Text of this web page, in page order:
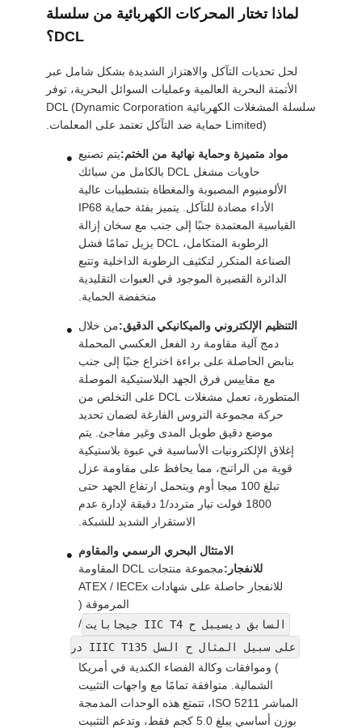
لماذا تختار المحركات الكهربائية من سلسلة
DCL؟
لحل تحديات التآكل والاهتزاز الشديدة بشكل شامل عبر
الأتمتة البحرية العالمية وعمليات السوائل البحرية، توفر
سلسلة المشغلات الكهربائية DCL (Dynamic Corporation
Limited) حماية ضد التآكل تعتمد على المعلمات.
مواد متميزة وحماية نهائية من الختم:يتم تصنيع
حاويات مشغل DCL بالكامل من سبائك
الألومنيوم المصبوبة والمغطاة بتشطيبات عالية
الأداء مضادة للتآكل. يتميز بفئة حماية IP68
القياسية المعتمدة جنبًا إلى جنب مع سخان إزالة
الرطوبة المتكامل، DCL يزيل تمامًا فشل
الصناعة المتكرر لتكثيف الرطوبة الداخلية وتتبع
الدائرة القصيرة الموجود في العبوات التقليدية
منخفضة الحماية.
التنظيم الإلكتروني والميكانيكي الدقيق:من خلال
دمج آلية مقاومة رد الفعل العكسي المحملة
بنابض الحاصلة على براءة اختراع جنبًا إلى جنب
مع مقاييس فرق الجهد البلاستيكية الموصلة
المتطورة، تعمل مشغلات DCL على التخلص من
حركة مجموعة التروس الفارغة لضمان تحديد
موضع دقيق طويل المدى وغير مفاجئ. يتم
إغلاق الإلكترونيات الأساسية في عبوة بلاستيكية
قوية من الراتنج، مما يحافظ على مقاومة عزل
تبلغ 100 ميجا أوم ويتحمل ارتفاع الجهد حتى
1800 فولت تيار متردد/1 دقيقة لإدارة عدم
الاستقرار الشديد للشبكة.
الامتثال البحري الرسمي والمقاوم
للانفجار:
مجموعة منتجات DCL المقاومة
للانفجار حاصلة على شهادات ATEX / IECEx
المرموقة (
السابق ديسيبل ح IIC T4 جيجابايت
/
على سبيل المثال ح السل IIIC T135 درجة مئوية ديسيبل
) وموافقات وكالة الفضاء الكندية في أمريكا
الشمالية. متوافقة تمامًا مع واجهات التثبيت
المباشر ISO 5211، تتمتع هذه الوحدات المدمجة
بوزن أساسي يبلغ 5.0 كجم فقط، وتدعم التثبيت